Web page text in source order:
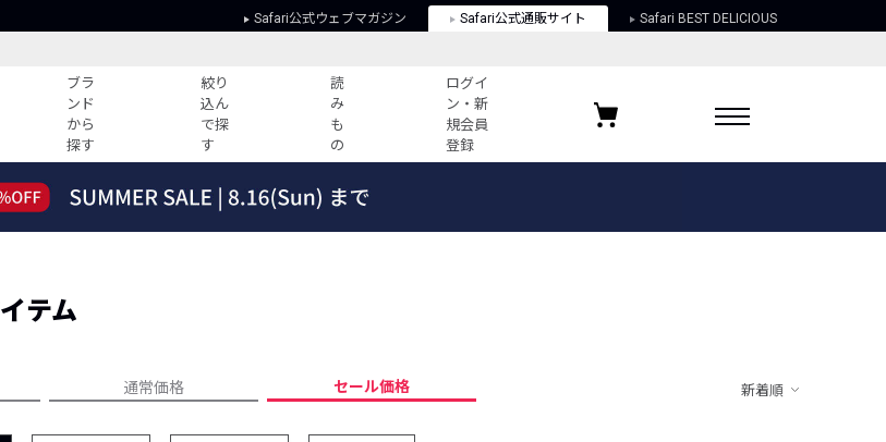
Safari公式ウェブマガジン Safari公式通販サイト Safari BEST DELICIOUS
ブラ
ンド
から
探す
絞り
込ん
で探
す
読
み
も
の
ログイ
ン・新
規会員
登録
すべての記事
ーデ紹介
人気記事ランキング
プライバシーポリシー
お気に入りブランド
テム
通常価格 セール価格 新着順